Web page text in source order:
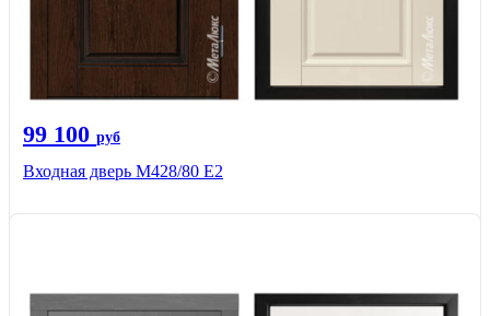
99 100 руб
Входная дверь М428/80 Е2